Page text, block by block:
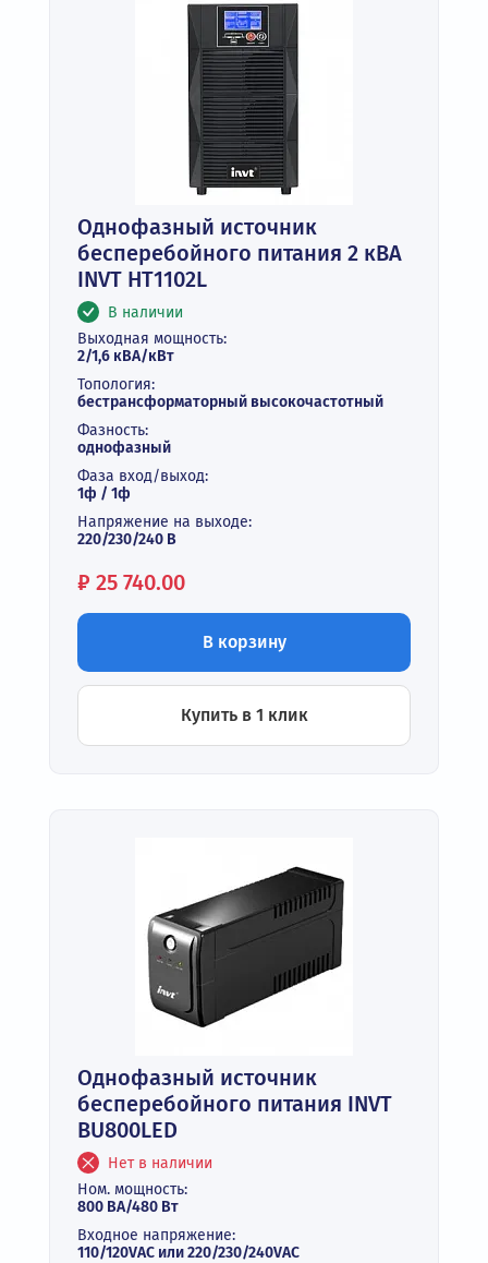
Однофазный источник
бесперебойного питания 2 кВА
INVT HT1102L
В наличии
Выходная мощность:
2/1,6 кВА/кВт
Топология:
бестрансформаторный высокочастотный
Фазность:
однофазный
Фаза вход/выход:
1ф / 1ф
Напряжение на выходе:
220/230/240 В
Цена:
₽ 25 740.00
В корзину
Купить в 1 клик
Однофазный источник
бесперебойного питания INVT
BU800LED
Нет в наличии
Ном. мощность:
800 ВА/480 Вт
Входное напряжение:
110/120VAC или 220/230/240VAC